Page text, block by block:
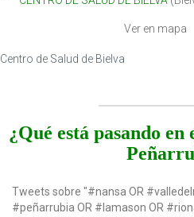
Ver en mapa
Centro de Salud de Bielva
¿Qué está pasando
Tweets sobre "#nansa OR
#peñarrubia OR #lamason OR